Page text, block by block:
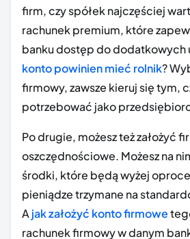
firm, czy spółek najczęściej
rachunek premium, które
banku dostęp do dodatkowych
konto powinien mieć rolnik?
firmowy, zawsze kieruj się tym,
potrzebować jako
Po drugie, możesz też założyć
oszczędnościowe. Możesz na
środki, które będą wyżej
pieniądze trzymane na
Ajak założyć konto firmowe
rachunek firmowy w danym